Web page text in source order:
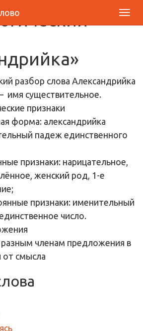
имя существительное.
признаки
форма: александрийка
падеж единственного
признаки: нарицательное,
женский род, 1-е
признаки: именительный
число.
разным членам предложения в
от смысла